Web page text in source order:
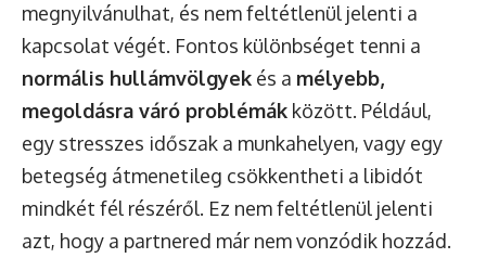
megnyilvánulhat, és nem feltétlenül jelenti a
kapcsolat végét. Fontos különbséget tenni a
normális hullámvölgyek és a mélyebb,
megoldásra váró problémák között. Például,
egy stresszes időszak a munkahelyen, vagy egy
betegség átmenetileg csökkentheti a libidót
mindkét fél részéről. Ez nem feltétlenül jelenti
azt, hogy a partnered már nem vonzódik hozzád.